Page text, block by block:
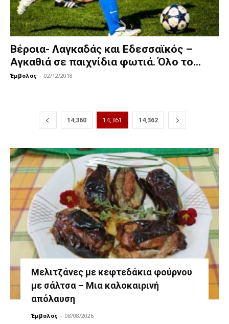
Βέροια- Λαγκαδάς και Εδεσσαϊκός –
Αγκαθιά σε παιχνίδια φωτιά. Όλο το...
Έμβολος - 02/12/2018
14,360 14,361 14,362
Μελιτζάνες με κεφτεδάκια φούρνου
με σάλτσα – Μια καλοκαιρινή
απόλαυση
Έμβολος - 08/08/2026